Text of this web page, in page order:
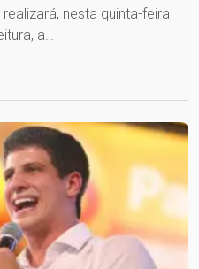
nesta quinta-feira
a…